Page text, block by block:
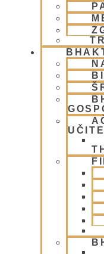
Dogodki